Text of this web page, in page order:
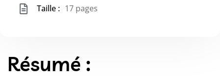
Taille : 17 pages
Résumé :